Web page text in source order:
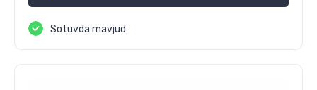
Sotuvda mavjud